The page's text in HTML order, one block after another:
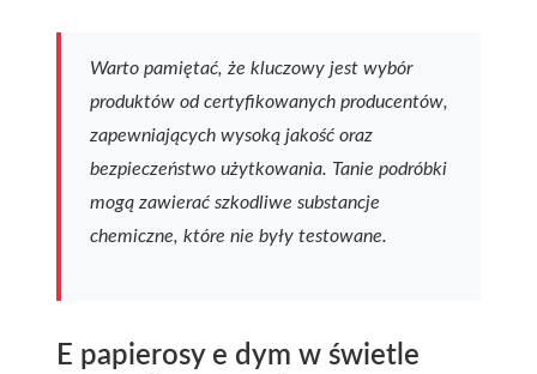
Warto pamiętać, że kluczowy jest wybór
produktów od certyfikowanych producentów,
zapewniających wysoką jakość oraz
bezpieczeństwo użytkowania. Tanie podróbki
mogą zawierać szkodliwe substancje
chemiczne, które nie były testowane.
E papierosy e dym w świetle